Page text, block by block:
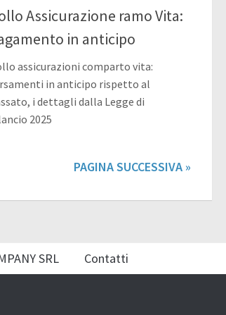
Assicurazione ramo Vita:
in anticipo
assicurazioni comparto vita:
in anticipo rispetto al
i dettagli dalla Legge di
2025
PAGINA SUCCESSIVA »
SRL Contatti